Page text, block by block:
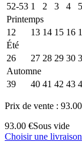
52-53 1 2 3 4 5
Printemps
12
13 14 15 16
Été
26
27 28 29 30
Automne
39
40 41 42 43
Prix de vente :
93.00 €Sous vide
Choisir une livraison